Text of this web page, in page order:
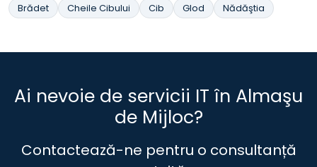
Brădet Cheile Cibului Cib Glod Nădăştia
Ai nevoie de servicii IT în Almaşu
de Mijloc?
Contactează-ne pentru o consultanță